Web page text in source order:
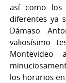
así como los
diferentes ya
Dámaso
valiosísimo
Montevideo
los horarios